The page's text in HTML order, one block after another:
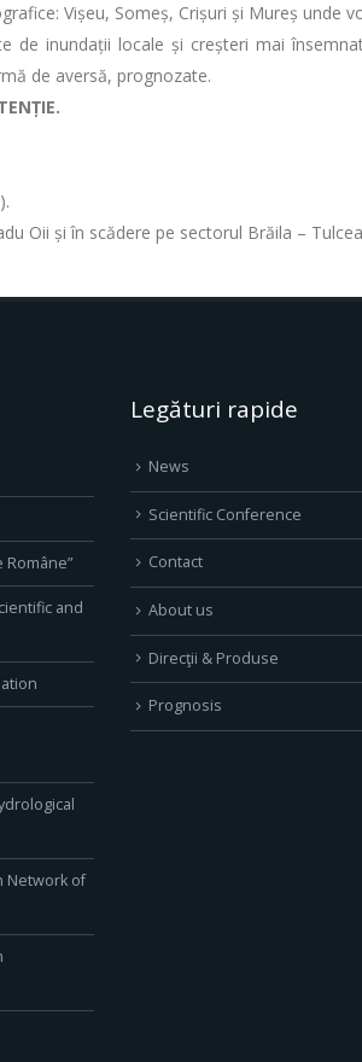
Vișeu, Someș, Crișuri și Mureș unde
de inundații locale și creșteri mai
de aversă, prognozate.
Oii și în scădere pe sectorul Brăila –
Române”
and
Network of
Legături rapide
News
Scientific Conference
Contact
About us
Direcţii & Produse
Prognosis